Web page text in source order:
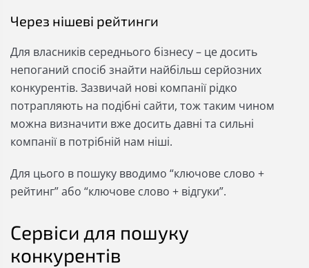
Через нішеві рейтинги
Для власників середнього бізнесу – це досить
непоганий спосіб знайти найбільш серйозних
конкурентів. Зазвичай нові компанії рідко
потрапляють на подібні сайти, тож таким чином
можна визначити вже досить давні та сильні
компанії в потрібній нам ніші.
Для цього в пошуку вводимо “ключове слово +
рейтинг” або “ключове слово + відгуки”.
Сервіси для пошуку
конкурентів